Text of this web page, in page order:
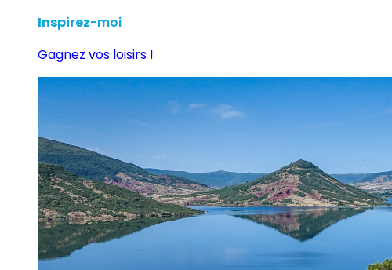
Inspirez-moi
Gagnez vos loisirs !